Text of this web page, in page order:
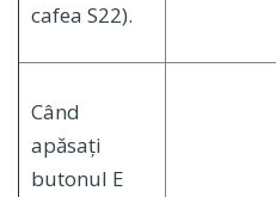
cafea S22).
Când
apăsați
butonul E